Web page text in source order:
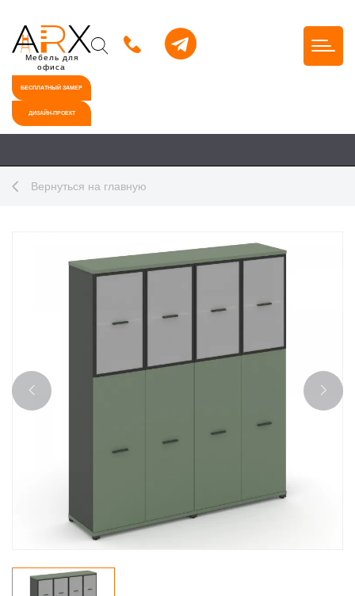
Мебель для
офиса
БЕСПЛАТНЫЙ ЗАМЕР
ДИЗАЙН-ПРОЕКТ
Вернуться на главную